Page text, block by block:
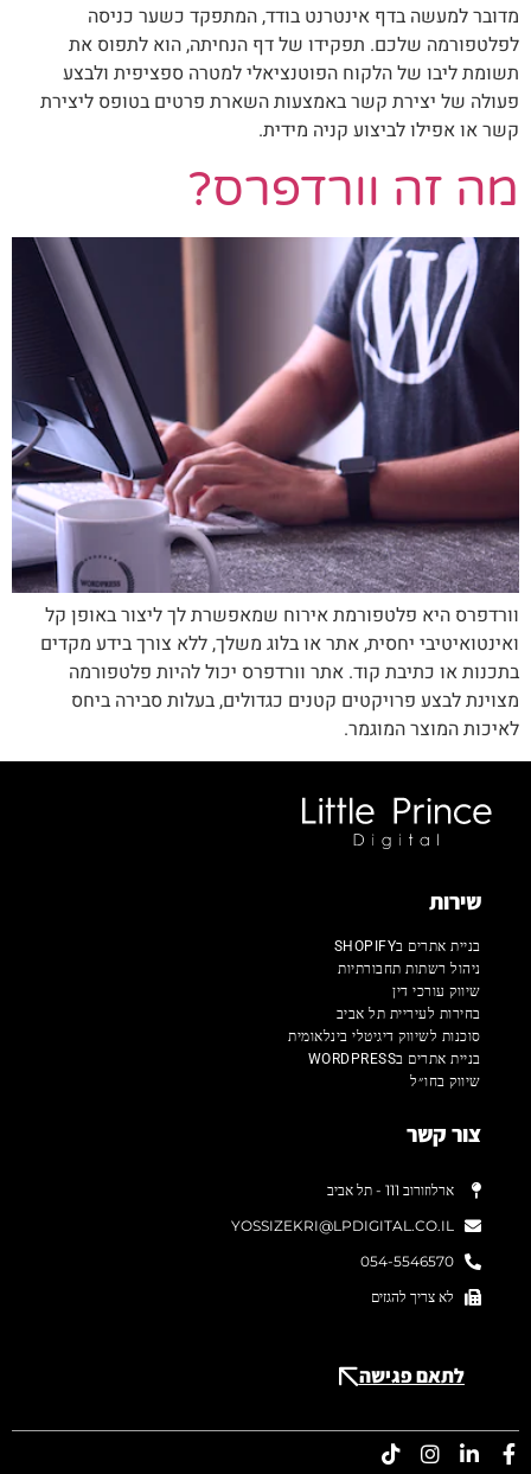
מדובר למעשה בדף אינטרנט בודד, המתפקד כשער כניסה
לפלטפורמה שלכם. תפקידו של דף הנחיתה, הוא לתפוס את
תשומת ליבו של הלקוח הפוטנציאלי למטרה ספציפית ולבצע
פעולה של יצירת קשר באמצעות השארת פרטים בטופס ליצירת
קשר או אפילו לביצוע קניה מידית.
מה זה וורדפרס?
וורדפרס היא פלטפורמת אירוח שמאפשרת לך ליצור באופן קל
ואינטואיטיבי יחסית, אתר או בלוג משלך, ללא צורך בידע מקדים
בתכנות או כתיבת קוד. אתר וורדפרס יכול להיות פלטפורמה
מצוינת לבצע פרויקטים קטנים כגדולים, בעלות סבירה ביחס
לאיכות המוצר המוגמר.
שירות
בניית אתרים בSHOPIFY
ניהול רשתות תחבורתיות
שיווק עורכי דין
בחירות לעיריית תל אביב
סוכנות לשיווק דיגיטלי בינלאומית
בניית אתרים בWORDPRESS
שיווק בחו״ל
צור קשר
ארלוזורוב 111 - תל אביב
YOSSIZEKRI@LPDIGITAL.CO.IL
054-5546570
לא צריך להגזים
לתאם פגישה